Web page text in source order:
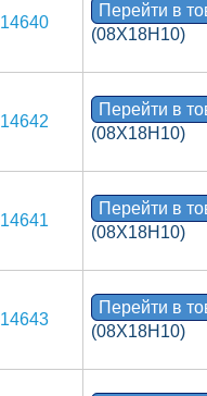
14640
Перейти в
(08Х18Н10)
14642
Перейти в
(08Х18Н10)
14641
Перейти в
(08Х18Н10)
14643
Перейти в
(08Х18Н10)